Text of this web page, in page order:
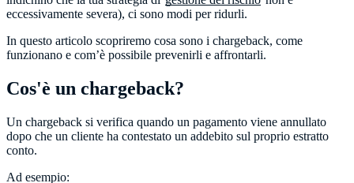
eccessivamente severa), ci sono modi per ridurli.
In questo articolo scopriremo cosa sono i chargeback, come
funzionano e com’è possibile prevenirli e affrontarli.
Cos'è un chargeback?
Un chargeback si verifica quando un pagamento viene annullato
dopo che un cliente ha contestato un addebito sul proprio estratto
conto.
Ad esempio: